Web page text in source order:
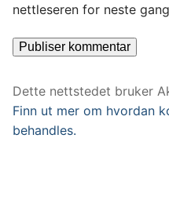
nettleseren for neste
Dette nettstedet bruker
Finn ut mer om hvordan
behandles.